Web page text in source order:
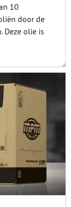
10
door de
Deze olie is